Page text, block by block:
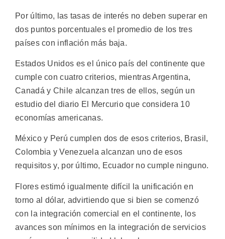
Por último, las tasas de interés no deben superar en
dos puntos porcentuales el promedio de los tres
países con inflación más baja.
Estados Unidos es el único país del continente que
cumple con cuatro criterios, mientras Argentina,
Canadá y Chile alcanzan tres de ellos, según un
estudio del diario El Mercurio que considera 10
economías americanas.
México y Perú cumplen dos de esos criterios, Brasil,
Colombia y Venezuela alcanzan uno de esos
requisitos y, por último, Ecuador no cumple ninguno.
Flores estimó igualmente difícil la unificación en
torno al dólar, advirtiendo que si bien se comenzó
con la integración comercial en el continente, los
avances son mínimos en la integración de servicios